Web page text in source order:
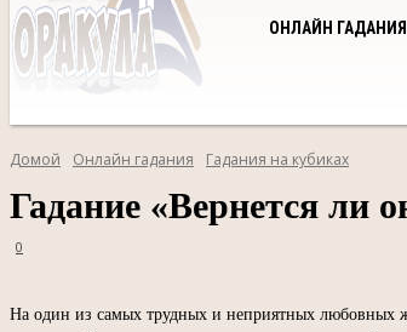
ОНЛАЙН ГАДАНИЯ
Домой Онлайн гадания Гадания на кубиках
Гадание «Вернется ли
0
На один из самых трудных и неприятных любовных